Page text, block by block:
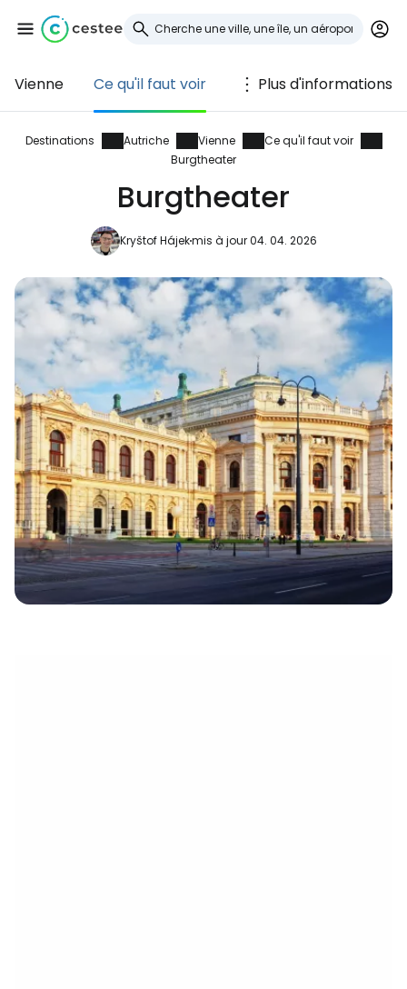
Vienne Ce qu'il faut voir Plus d'informations
Destinations Autriche Vienne
Ce qu'il faut voir
Burgtheater
Burgtheater
Kryštof Hájekmis à jour 04. 04. 2026
Se connecter à
Cestee
... la communauté mondiale des voyageurs
Continuer avec Google
Continuer avec Facebook
Poursuivre avec le courrier
électronique